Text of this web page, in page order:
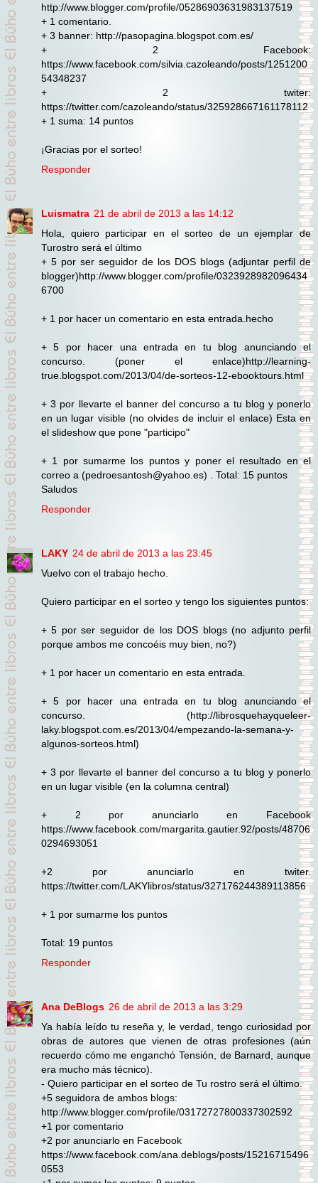
http://www.blogger.com/profile/05286903631983137519
+ 1 comentario.
+ 3 banner: http://pasopagina.blogspot.com.es/
+ 2 Facebook:
https://www.facebook.com/silvia.cazoleando/posts/1251200
54348237
+ 2 twiter:
https://twitter.com/cazoleando/status/325928667161178112
+ 1 suma: 14 puntos
¡Gracias por el sorteo!
Responder
Luismatra 21 de abril de 2013 a las 14:12
Hola, quiero participar en el sorteo de un ejemplar de
Turostro será el último
+ 5 por ser seguidor de los DOS blogs (adjuntar perfil de
blogger)http://www.blogger.com/profile/0323928982096434
6700
+ 1 por hacer un comentario en esta entrada.hecho
+ 5 por hacer una entrada en tu blog anunciando el
concurso. (poner el enlace)http://learning-
true.blogspot.com/2013/04/de-sorteos-12-ebooktours.html
+ 3 por llevarte el banner del concurso a tu blog y ponerlo
en un lugar visible (no olvides de incluir el enlace) Esta en
el slideshow que pone "participo"
+ 1 por sumarme los puntos y poner el resultado en el
correo a (pedroesantosh@yahoo.es) . Total: 15 puntos
Saludos
Responder
LAKY 24 de abril de 2013 a las 23:45
Vuelvo con el trabajo hecho.
Quiero participar en el sorteo y tengo los siguientes puntos:
+ 5 por ser seguidor de los DOS blogs (no adjunto perfil
porque ambos me concoéis muy bien, no?)
+ 1 por hacer un comentario en esta entrada.
+ 5 por hacer una entrada en tu blog anunciando el
concurso. (http://librosquehayqueleer-
laky.blogspot.com.es/2013/04/empezando-la-semana-y-
algunos-sorteos.html)
+ 3 por llevarte el banner del concurso a tu blog y ponerlo
en un lugar visible (en la columna central)
+ 2 por anunciarlo en Facebook
https://www.facebook.com/margarita.gautier.92/posts/48706
0294693051
+2 por anunciarlo en twiter.
https://twitter.com/LAKYlibros/status/327176244389113856
+ 1 por sumarme los puntos
Total: 19 puntos
Responder
Ana DeBlogs 26 de abril de 2013 a las 3:29
Ya había leído tu reseña y, le verdad, tengo curiosidad por
obras de autores que vienen de otras profesiones (aún
recuerdo cómo me enganchó Tensión, de Barnard, aunque
era mucho más técnico).
- Quiero participar en el sorteo de Tu rostro será el último.
+5 seguidora de ambos blogs:
http://www.blogger.com/profile/03172727800337302592
+1 por comentario
+2 por anunciarlo en Facebook
https://www.facebook.com/ana.deblogs/posts/15216715496
0553